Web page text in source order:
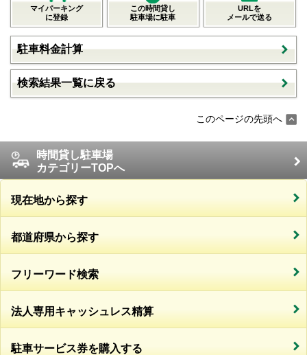
マイパーキング
に登録
この時間貸し
駐車場に駐車
URLを
メールで送る
駐車料金計算
検索結果一覧に戻る
このページの先頭へ
時間貸し駐車場
カテゴリーTOPへ
現在地から探す
都道府県から探す
フリーワード検索
法人専用キャッシュレス精算
駐車サービス券を購入する